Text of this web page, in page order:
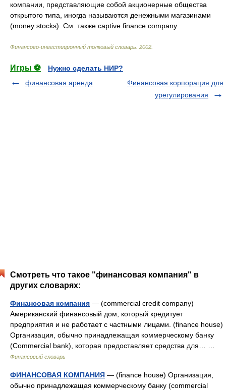
компании, представляющие собой акционерные общества
открытого типа, иногда называются денежными магазинами
(money stocks). См. также captive finance company.
Финансово-инвестиционный толковый словарь 2002
Игры ⚽
Нужно сделать НИР?
финансовая аренда
Финансовая корпорация для
урегулирования
Смотреть что такое "финансовая компания" в
других словарях:
Финансовая компания — (commercial credit company)
Американский финансовый дом, который кредитует
предприятия и не работает с частными лицами. (finance house)
Организация, обычно принадлежащая коммерческому банку
(Commercial bank), которая предоставляет средства для… …
Финансовый словарь
ФИНАНСОВАЯ КОМПАНИЯ — (finance house) Организация,
обычно принадлежащая коммерческому банку (commercial